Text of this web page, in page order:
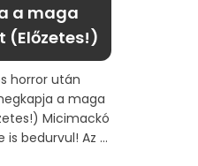
a maga
(Előzetes!)
horror után
a maga
Micimackó
bedurvul! Az ...